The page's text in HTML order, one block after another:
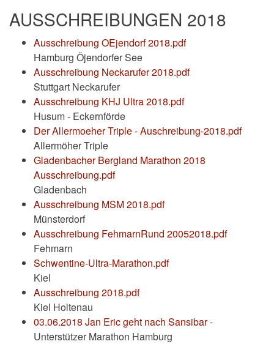
AUSSCHREIBUNGEN 2018
Ausschreibung OEjendorf 2018.pdf
Hamburg Öjendorfer See
Ausschreibung Neckarufer 2018.pdf
Stuttgart Neckarufer
Ausschreibung KHJ Ultra 2018.pdf
Husum - Eckernförde
Der Allermoeher Triple - Auschreibung-2018.pdf
Allermöher Triple
Gladenbacher Bergland Marathon 2018
Ausschreibung.pdf
Gladenbach
Ausschreibung MSM 2018.pdf
Münsterdorf
Ausschreibung FehmarnRund 20052018.pdf
Fehmarn
Schwentine-Ultra-Marathon.pdf
Kiel
Ausschreibung 2018.pdf
Kiel Holtenau
03.06.2018 Jan Eric geht nach Sansibar-
Unterstützer Marathon Hamburg